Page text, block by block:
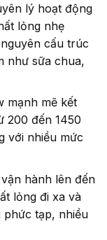
lý hoạt động
lỏng nhẹ
cấu trúc
như sữa chua,
mạnh mẽ kết
200 đến 1450
với nhiều mức
hành lên đến
lỏng đi xa và
tạp, nhiều